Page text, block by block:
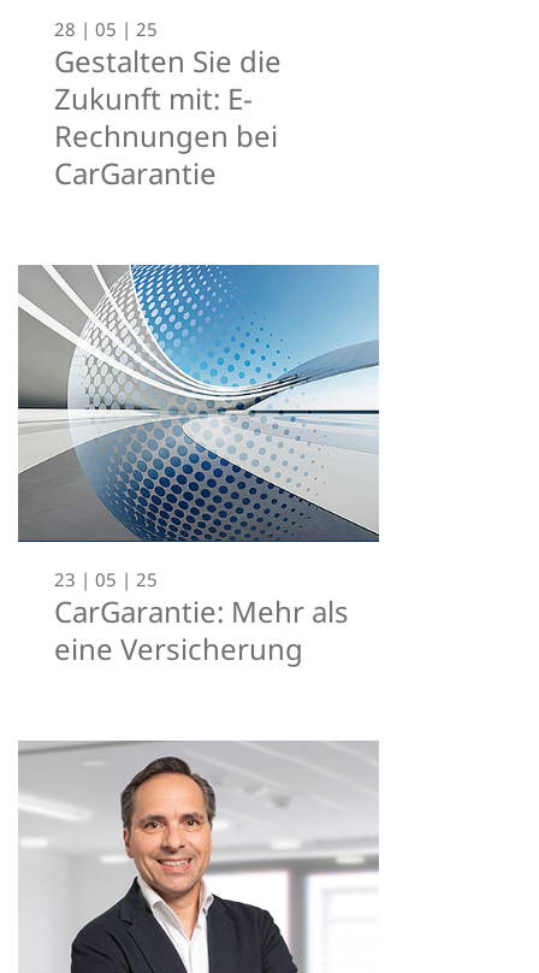
28 | 05 | 25
Gestalten Sie die
Zukunft mit: E-
Rechnungen bei
CarGarantie
23 | 05 | 25
CarGarantie: Mehr als
eine Versicherung